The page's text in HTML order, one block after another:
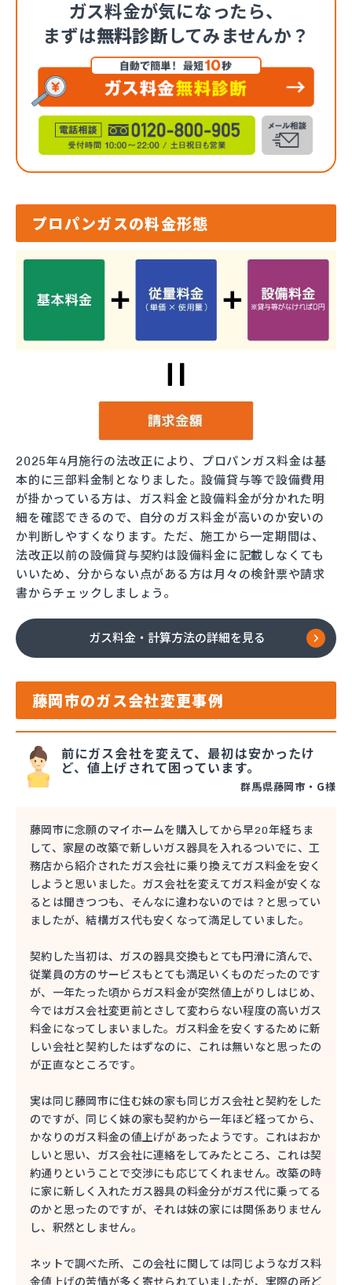
ガス料金が気になったら、
まずは無料診断してみませんか？
プロパンガスの料金形態
2025年4月施行の法改正により、プロパンガス料金は基
本的に三部料金制となりました。設備貸与等で設備費用
が掛かっている方は、ガス料金と設備料金が分かれた明
細を確認できるので、自分のガス料金が高いのか安いの
か判断しやすくなります。ただ、施工から一定期間は、
法改正以前の設備貸与契約は設備料金に記載しなくても
いいため、分からない点がある方は月々の検針票や請求
書からチェックしましょう。
ガス料金・計算方法の詳細を見る
藤岡市のガス会社変更事例
前にガス会社を変えて、最初は安かったけ
ど、値上げされて困っています。
群馬県藤岡市・G様
藤岡市に念願のマイホームを購入してから早20年経ちま
して、家屋の改築で新しいガス器具を入れるついでに、工
務店から紹介されたガス会社に乗り換えてガス料金を安く
しようと思いました。ガス会社を変えてガス料金が安くな
るとは聞きつつも、そんなに違わないのでは？と思ってい
ましたが、結構ガス代も安くなって満足していました。
契約した当初は、ガスの器具交換もとても円滑に済んで、
従業員の方のサービスもとても満足いくものだったのです
が、一年たった頃からガス料金が突然値上がりしはじめ、
今ではガス会社変更前とさして変わらない程度の高いガス
料金になってしまいました。ガス料金を安くするために新
しい会社と契約したはずなのに、これは無いなと思ったの
が正直なところです。
実は同じ藤岡市に住む妹の家も同じガス会社と契約をした
のですが、同じく妹の家も契約から一年ほど経ってから、
かなりのガス料金の値上げがあったようです。これはおか
しいと思い、ガス会社に連絡をしてみたところ、これは契
約通りということで交渉にも応じてくれません。改築の時
に家に新しく入れたガス器具の料金分がガス代に乗ってる
のかと思ったのですが、それは妹の家には関係ありません
し、釈然としません。
ネットで調べた所、この会社に関しては同じようなガス料